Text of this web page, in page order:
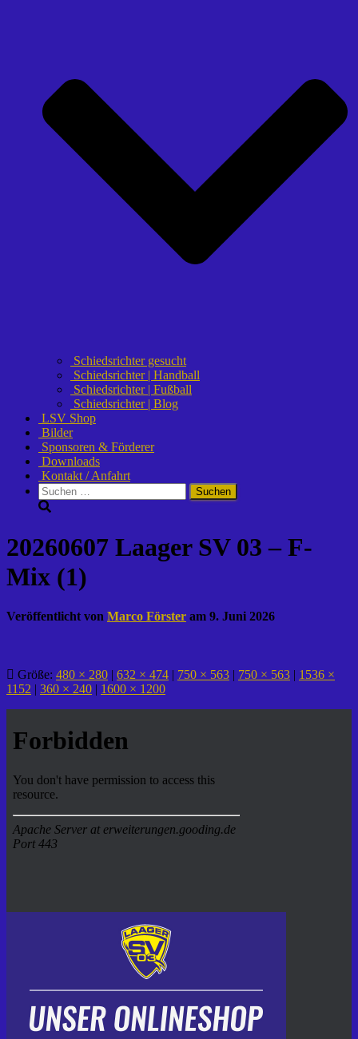
Schiedsrichter gesucht
Schiedsrichter | Handball
Schiedsrichter | Fußball
Schiedsrichter | Blog
LSV Shop
Bilder
Sponsoren & Förderer
Downloads
Kontakt / Anfahrt
Suchen
nach:
20260607 Laager SV 03 – F-
Mix (1)
Veröffentlicht von Marco Förster am 9. Juni 2026
Größe: 480 × 280 | 632 × 474 | 750 × 563 | 750 × 563 | 1536 ×
1152 | 360 × 240 | 1600 × 1200